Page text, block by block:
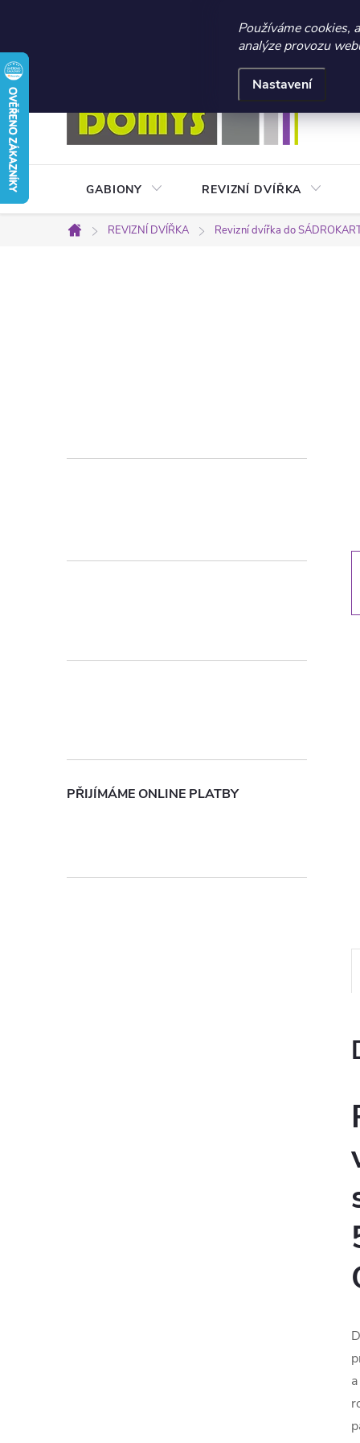
☀️ LETNÍ AKCE
Používáme cookies,
analýze provozu
Nastavení
Přejít
na
obsah
Obchodní podmínky
GABIONY REVIZNÍ DVÍŘKA
Domů
REVIZNÍ DVÍŘKA Revizní dvířka do
r
p
e
PŘIJÍMÁME ONLINE PLATBY